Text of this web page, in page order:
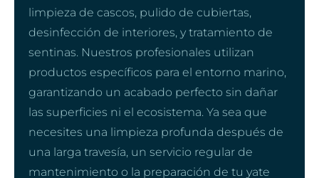
limpieza de cascos, pulido de cubiertas,
desinfección de interiores, y tratamiento de
sentinas. Nuestros profesionales utilizan
productos específicos para el entorno marino,
garantizando un acabado perfecto sin dañar
las superficies ni el ecosistema. Ya sea que
necesites una limpieza profunda después de
una larga travesía, un servicio regular de
mantenimiento o la preparación de tu yate